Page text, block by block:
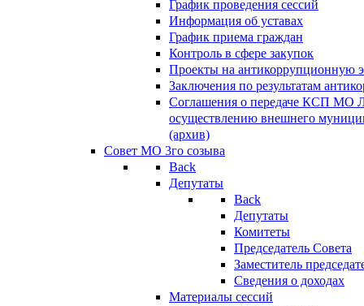
График проведения сессий
Информация об уставах
График приема граждан
Контроль в сфере закупок
Проекты на антикоррупционную
Заключения по результатам
Соглашения о передаче КСП МО
осуществлению внешнего
(архив)
Совет МО 3го созыва
Back
Депутаты
Back
Депутаты
Комитеты
Председатель Совета
Заместитель
Сведения о доходах
Материалы сессий